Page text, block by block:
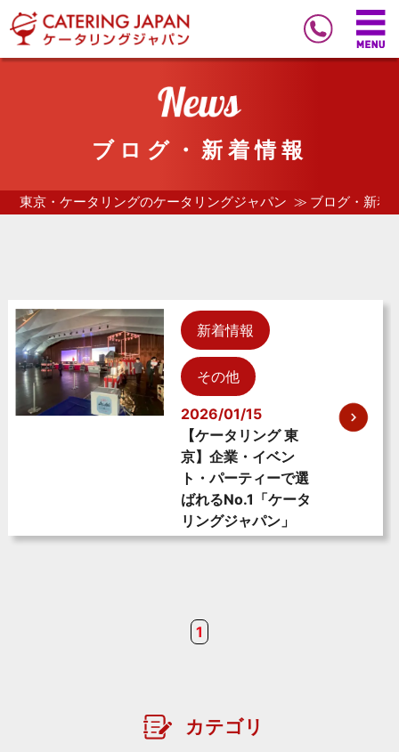
ブログ・新着情報
東京・ケータリングのケータリングジャパン ブログ・新着
新着情報
その他
2026/01/15
【ケータリング 東
京】企業・イベン
ト・パーティーで選
ばれるNo.1「ケータ
リングジャパン」
1
カテゴリ